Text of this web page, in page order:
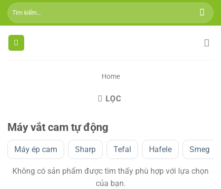
Skip
Tìm
kiếm:
Home
LỌC
Máy vắt cam tự động
Máy ép cam Sharp Tefal Hafele Smeg
Không có sản phẩm được tìm thấy phù hợp với lựa chọn
của bạn.